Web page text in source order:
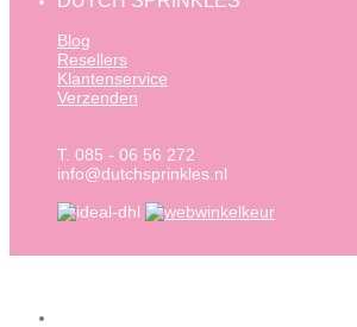
Blog
Resellers
Klantenservice
Verzenden
T. 085 - 06 56 272
info@dutchsprinkles.nl